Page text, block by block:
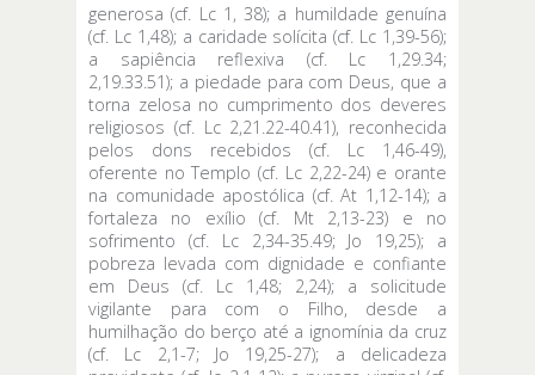
generosa (cf. Lc 1, 38); a humildade genuína
(cf. Lc 1,48); a caridade solícita (cf. Lc 1,39-56);
a sapiência reflexiva (cf. Lc 1,29.34;
2,19.33.51); a piedade para com Deus, que a
torna zelosa no cumprimento dos deveres
religiosos (cf. Lc 2,21.22-40.41), reconhecida
pelos dons recebidos (cf. Lc 1,46-49),
oferente no Templo (cf. Lc 2,22-24) e orante
na comunidade apostólica (cf. At 1,12-14); a
fortaleza no exílio (cf. Mt 2,13-23) e no
sofrimento (cf. Lc 2,34-35.49; Jo 19,25); a
pobreza levada com dignidade e confiante
em Deus (cf. Lc 1,48; 2,24); a solicitude
vigilante para com o Filho, desde a
humilhação do berço até a ignomínia da cruz
(cf. Lc 2,1-7; Jo 19,25-27); a delicadeza